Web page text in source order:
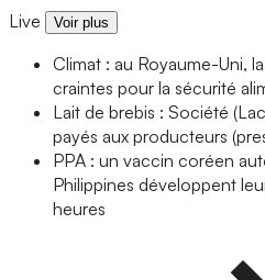
Live Voir plus
Climat : au Royaume-Uni,
craintes pour la sécurité
Lait de brebis : Société
payés aux producteurs
PPA : un vaccin coréen
Philippines développent
heures